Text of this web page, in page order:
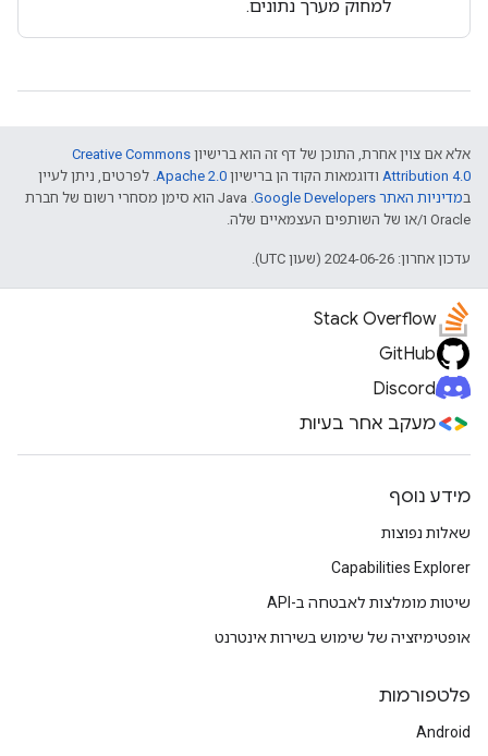
למחוק מערך נתונים.
אלא אם צוין אחרת, התוכן של דף זה הוא ברישיון Creative Commons
Attribution 4.0 ודוגמאות הקוד הן ברישיון Apache 2.0. לפרטים, ניתן לעיין
במדיניות האתר Google Developers‏
.‏ Java הוא סימן מסחרי רשום של חברת
Oracle ו/או של השותפים העצמאיים שלה.
עדכון אחרון: 2024-06-26 (שעון UTC).
Stack Overflow
GitHub
Discord
מעקב אחר בעיות
מידע נוסף
שאלות נפוצות
Capabilities Explorer
שיטות מומלצות לאבטחה ב-API
אופטימיזציה של שימוש בשירות אינטרנט
פלטפורמות
Android